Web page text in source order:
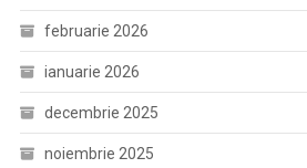
februarie 2026
ianuarie 2026
decembrie 2025
noiembrie 2025